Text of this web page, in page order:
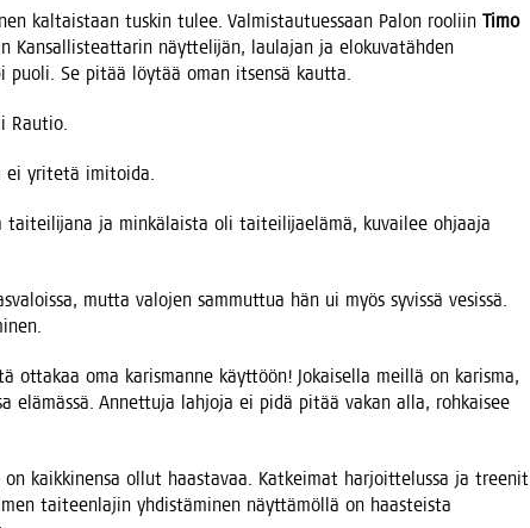
kal­tais­taan tus­kin tulee. Val­mis­tau­tues­saan Palon roo­liin Timo
Kan­sal­lis­teat­ta­rin näyt­te­li­jän, lau­la­jan ja elo­ku­va­täh­den
puo­li. Se pitää löy­tää oman itsen­sä kautta.
Rautio.
ei yri­te­tä imitoida.
tai­tei­li­ja­na ja min­kä­lais­ta oli tai­tei­li­jae­lä­mä, kuvai­lee ohjaa­ja
mut­ta valo­jen sam­mut­tua hän ui myös syvis­sä vesis­sä.
otta­kaa oma karis­man­ne käyt­töön! Jokai­sel­la meil­lä on karis­ma,
elä­mäs­sä. Annet­tu­ja lah­jo­ja ei pidä pitää vakan alla, roh­kai­see
kaik­ki­nen­sa ollut haas­ta­vaa. Kat­kei­mat har­joit­te­lus­sa ja tree­nit
tai­teen­la­jin yhdis­tä­mi­nen näyt­tä­möl­lä on haas­teis­ta